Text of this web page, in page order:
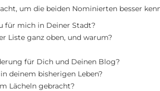
um die beiden Nominierten besser
für mich in Deiner Stadt?
Liste ganz oben, und warum?
für Dich und Deinen Blog?
deinem bisherigen Leben?
Lächeln gebracht?